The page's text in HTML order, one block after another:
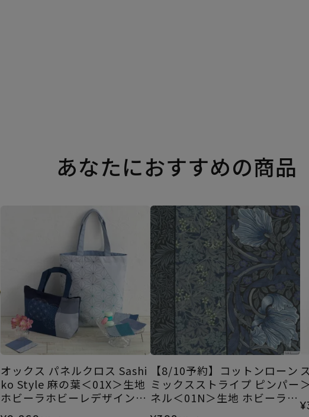
あなたにおすすめの商品
オックス パネルクロス Sashi
ko Style 麻の葉＜01X＞生地
ホビーラホビーレデザインコ
【8/10予約】コットンローン
ミックスストライプ ピンパー
ネル＜01N＞生地 ホビーラホ